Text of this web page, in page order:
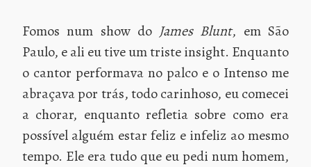
Fomos num show do James Blunt, em São
Paulo, e ali eu tive um triste insight. Enquanto
o cantor performava no palco e o Intenso me
abraçava por trás, todo carinhoso, eu comecei
a chorar, enquanto refletia sobre como era
possível alguém estar feliz e infeliz ao mesmo
tempo. Ele era tudo que eu pedi num homem,